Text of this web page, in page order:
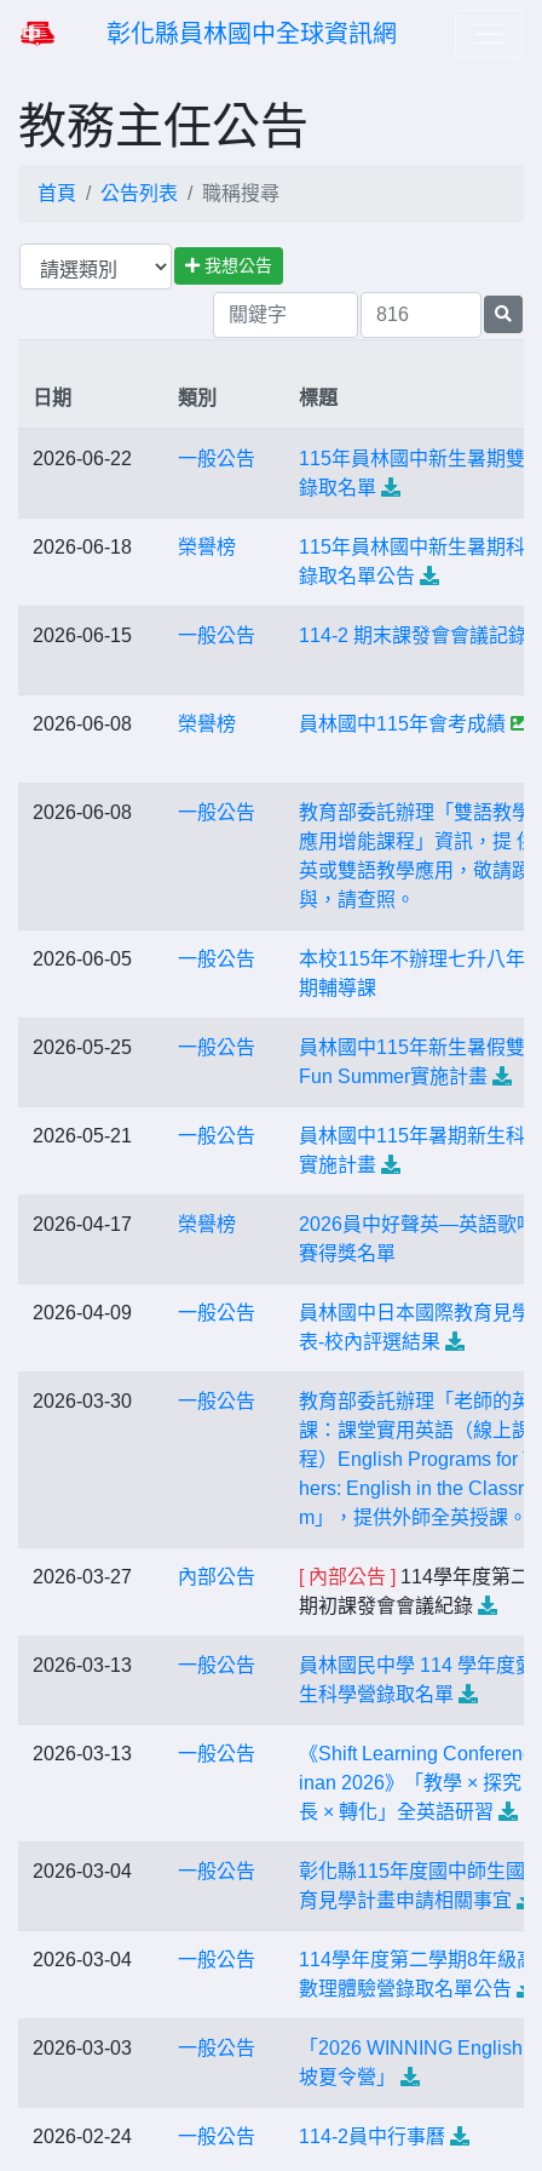
彰化縣員林國中全球資訊網
教務主任公告
首頁 公告列表 職稱搜尋
我想公告
日期 類別 標題
2026-06-22 一般公告
115年員林國中新生暑期雙
錄取名單
2026-06-18 榮譽榜
115年員林國中新生暑期科
錄取名單公告
2026-06-15 一般公告 114-2 期末課發會會議記錄
2026-06-08 榮譽榜 員林國中115年會考成績
2026-06-08 一般公告
教育部委託辦理「雙語教學
應用增能課程」資訊，提 供
英或雙語教學應用，敬請踴
與，請查照。
2026-06-05 一般公告
本校115年不辦理七升八年
期輔導課
2026-05-25 一般公告
員林國中115年新生暑假雙
Fun Summer實施計畫
2026-05-21 一般公告
員林國中115年暑期新生科
實施計畫
2026-04-17 榮譽榜
2026員中好聲英—英語歌唱
賽得獎名單
2026-04-09 一般公告
員林國中日本國際教育見學
表-校內評選結果
2026-03-30 一般公告
教育部委託辦理「老師的英
課：課堂實用英語（線上課
程）English Programs for
hers: English in the
m」，提供外師全英授課。
2026-03-27 內部公告 [ 內部公告 ] 114學年度第二
期初課發會會議紀錄
2026-03-13 一般公告
員林國民中學 114 學年度愛
生科學營錄取名單
2026-03-13 一般公告
《Shift Learning
inan 2026》「教學 × 探究 ×
長 × 轉化」全英語研習
2026-03-04 一般公告
彰化縣115年度國中師生國
育見學計畫申請相關事宜
2026-03-04 一般公告
114學年度第二學期8年級高
數理體驗營錄取名單公告
2026-03-03 一般公告
「2026 WINNING English
坡夏令營」
2026-02-24 一般公告 114-2員中行事曆